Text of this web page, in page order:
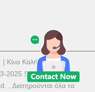
| Κίνα Καλή ποιότητα
2025 Shenzhen LCS
. Διατηρούνται όλα τα